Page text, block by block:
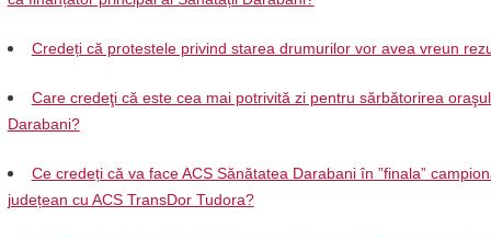
Credeți că protestele privind starea drumurilor vor avea vreun
Care credeţi că este cea mai potrivită zi pentru sărbătorirea
Darabani?
Ce credeți că va face ACS Sănătatea Darabani în ”finala”
județean cu ACS TransDor Tudora?